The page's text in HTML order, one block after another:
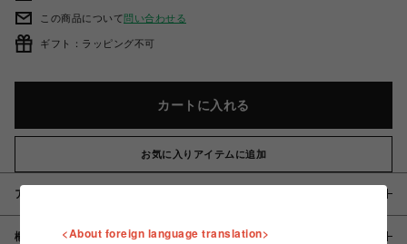
この商品について問い合わせる
ギフト：ラッピング不可
カートに入れる
お気に入りアイテムに追加
アイテム説明 / 素材
概要 <About foreign language translation>